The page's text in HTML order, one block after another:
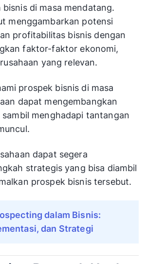
di masa mendatang.
menggambarkan potensi
profitabilitas bisnis dengan
faktor-faktor ekonomi,
yang relevan.
prospek bisnis di masa
dapat mengembangkan
menghadapi tantangan
dapat segera
strategis yang bisa diambil
prospek bisnis tersebut.
dalam Bisnis:
dan Strategi